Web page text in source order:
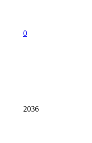
0
2036